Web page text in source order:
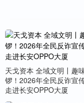
天戈资本 全域文明丨趣
锣！2026年全民反诈宣
走进长安OPPO大厦